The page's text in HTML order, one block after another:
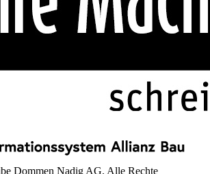
Dommen Nadig AG. Alle Rechte